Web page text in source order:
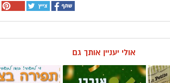
אולי יעניין אותך גם